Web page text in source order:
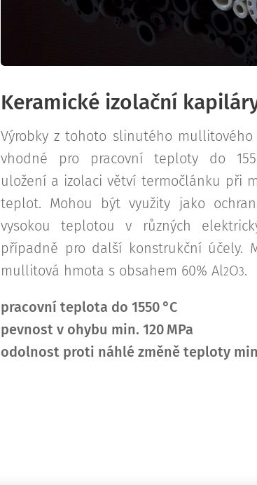
Keramické izolační
Výrobky z tohoto slinutého
vhodné pro pracovní teploty do
uložení a izolaci větví termočlánku při
teplot. Mohou být využity jako
vysokou teplotou v různých
případně pro další konstrukční účely.
mullitová hmota s obsahem 60% Al2O3.
pracovní teplota do 1550 °C
pevnost v ohybu min. 120 MPa
odolnost proti náhlé změně teploty